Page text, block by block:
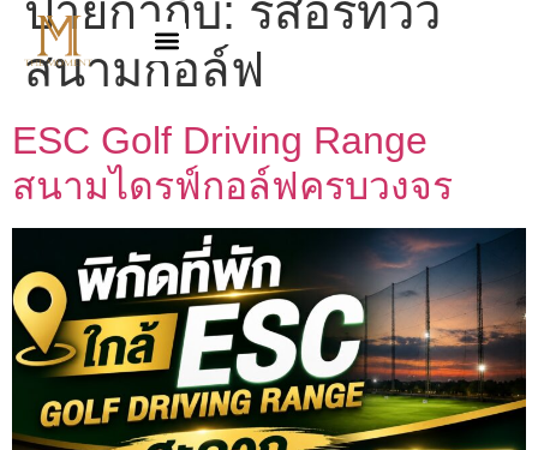
ป้ายกำกับ: รีสอร์ทวิว
สนามกอล์ฟ
ESC Golf Driving Range
สนามไดรฟ์กอล์ฟครบวงจร